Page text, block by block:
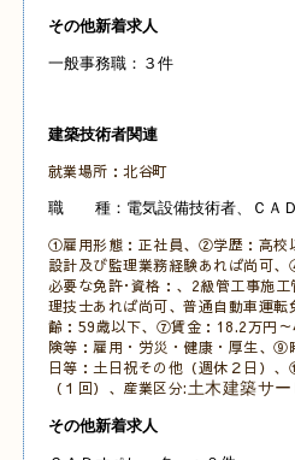
その他新着求人
一般事務職：３件
建築技術者関連
就業場所：北谷町
職 種：電気設備技術者、ＣＡＤ
①雇用形態：正社員、②学歴：高校
設計及び監理業務経験あれば尚可
必要な免許･資格：、2級管工事施
理技士あれば尚可、普通自動車運
齢：59歳以下、⑦賃金：18.2万円
険等：雇用・労災・健康・厚生、⑨
日等：土日祝その他 （週休２日）
（１回）、産業区分:土木建築サ
その他新着求人